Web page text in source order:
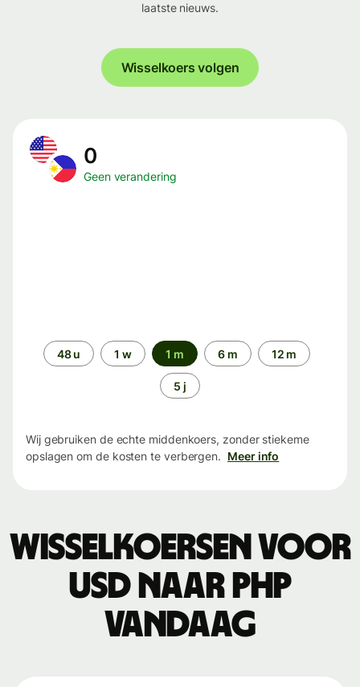
laatste nieuws.
Wisselkoers volgen
0
Geen verandering
Periode48 u 1 w 1 m 6 m 12 m
5 j
Wij gebruiken de echte middenkoers, zonder stiekeme
opslagen om de kosten te verbergen. Meer info
Wisselkoersen voor
USD naar PHP
vandaag